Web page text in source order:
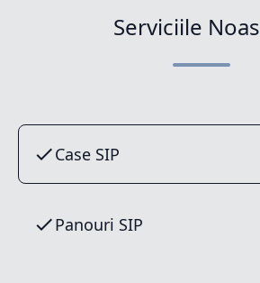
Serviciile
Case SIP
Panouri SIP